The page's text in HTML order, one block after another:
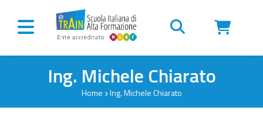
Vai al contenuto
Ing. Michele Chiarato
Home Ing. Michele Chiarato